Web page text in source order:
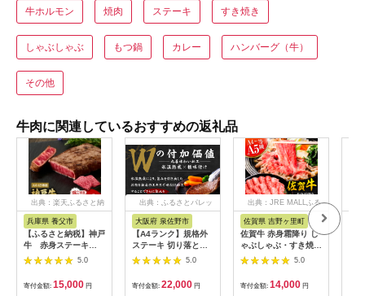
牛ホルモン 焼肉 ステーキ すき焼き
しゃぶしゃぶ もつ鍋 カレー ハンバーグ（牛）
その他
牛肉に関連しているおすすめの返礼品
出典：楽天ふるさと納
兵庫県 養父市
【ふるさと納税】神戸
牛 赤身ステーキ
(200g/300g/400g/55
0g/1200g)_ 神戸牛 神
戸ビーフ 黒毛和牛 ス
テーキ 赤身肉 牛肉 和
5.0
寄付金額: 15,000 円
出典：ふるさとパレッ
大阪府 泉佐野市
【A4ランク】規格外
ステーキ 切り落とし
800g【スピード発送
黒毛和牛 リブロース
サーロイン 訳あり サ
イズ不揃い すてーき
5.0
寄付金額: 22,000 円
出典：JRE MALLふる
さと納税
佐賀県 吉野ヶ里町
佐賀牛 赤身霜降り し
ゃぶしゃぶ・すき焼き
用 600g 吉野ヶ里町
5.0
寄付金額: 14,000 円